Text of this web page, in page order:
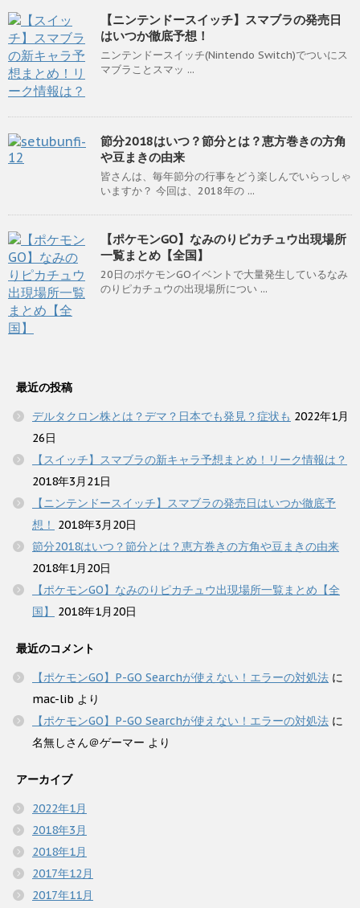
【ニンテンドースイッチ】スマブラの発売日
はいつか徹底予想！
ニンテンドースイッチ(Nintendo Switch)でついにス
マブラことスマッ ...
節分2018はいつ？節分とは？恵方巻きの方角
や豆まきの由来
皆さんは、毎年節分の行事をどう楽しんでいらっしゃ
いますか？ 今回は、2018年の ...
【ポケモンGO】なみのりピカチュウ出現場所
一覧まとめ【全国】
20日のポケモンGOイベントで大量発生しているなみ
のりピカチュウの出現場所につい ...
最近の投稿
デルタクロン株とは？デマ？日本でも発見？症状も 2022年1月
26日
【スイッチ】スマブラの新キャラ予想まとめ！リーク情報は？
2018年3月21日
【ニンテンドースイッチ】スマブラの発売日はいつか徹底予
想！
2018年3月20日
節分2018はいつ？節分とは？恵方巻きの方角や豆まきの由来
2018年1月20日
【ポケモンGO】なみのりピカチュウ出現場所一覧まとめ【全
国】
2018年1月20日
最近のコメント
【ポケモンGO】P-GO Searchが使えない！エラーの対処法 に
mac-lib より
【ポケモンGO】P-GO Searchが使えない！エラーの対処法 に
名無しさん＠ゲーマー より
アーカイブ
2022年1月
2018年3月
2018年1月
2017年12月
2017年11月